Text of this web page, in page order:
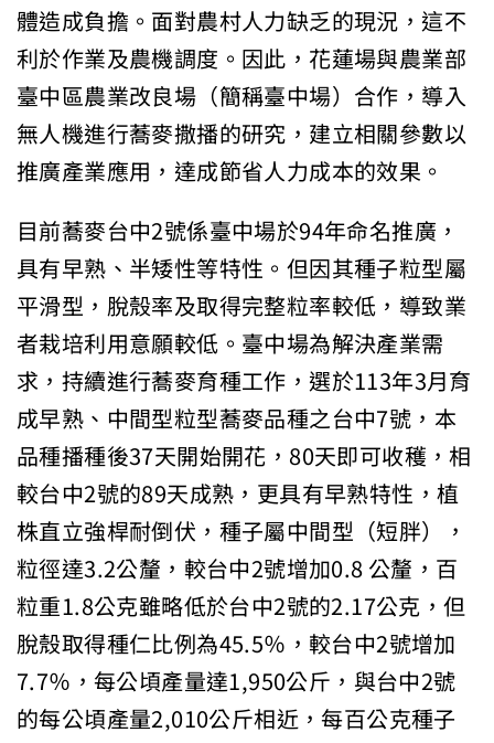
體造成負擔。面對農村人力缺乏的現況，這不
利於作業及農機調度。因此，花蓮場與農業部
臺中區農業改良場（簡稱臺中場）合作，導入
無人機進行蕎麥撒播的研究，建立相關參數以
推廣產業應用，達成節省人力成本的效果。
目前蕎麥台中2號係臺中場於94年命名推廣，
具有早熟、半矮性等特性。但因其種子粒型屬
平滑型，脫殼率及取得完整粒率較低，導致業
者栽培利用意願較低。臺中場為解決產業需
求，持續進行蕎麥育種工作，選於113年3月育
成早熟、中間型粒型蕎麥品種之台中7號，本
品種播種後37天開始開花，80天即可收穫，相
較台中2號的89天成熟，更具有早熟特性，植
株直立強桿耐倒伏，種子屬中間型（短胖），
粒徑達3.2公釐，較台中2號增加0.8 公釐，百
粒重1.8公克雖略低於台中2號的2.17公克，但
脫殼取得種仁比例為45.5％，較台中2號增加
7.7％，每公頃產量達1,950公斤，與台中2號
的每公頃產量2,010公斤相近，每百公克種子